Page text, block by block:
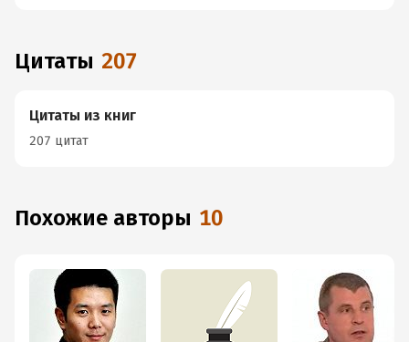
Цитаты 207
Цитаты из книг
207 цитат
Похожие авторы 10